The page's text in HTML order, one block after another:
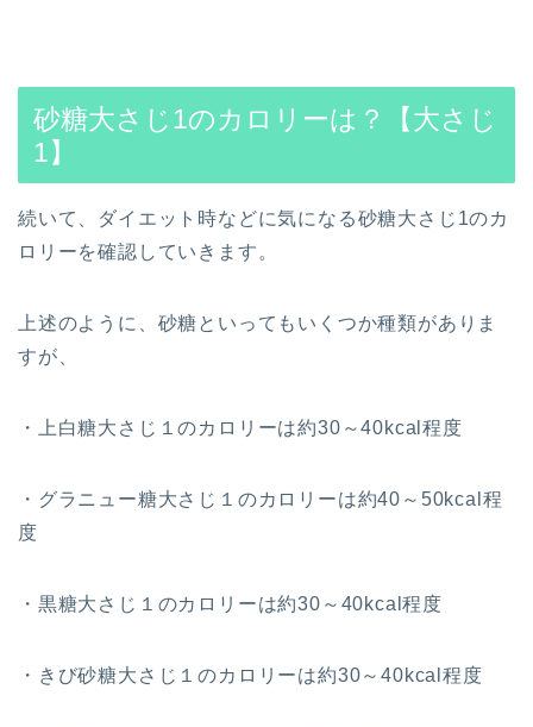
砂糖大さじ1のカロリーは？【大さじ
1】
続いて、ダイエット時などに気になる砂糖大さじ1のカ
ロリーを確認していきます。
上述のように、砂糖といってもいくつか種類がありま
すが、
・上白糖大さじ１のカロリーは約30～40kcal程度
・グラニュー糖大さじ１のカロリーは約40～50kcal程
度
・黒糖大さじ１のカロリーは約30～40kcal程度
・きび砂糖大さじ１のカロリーは約30～40kcal程度